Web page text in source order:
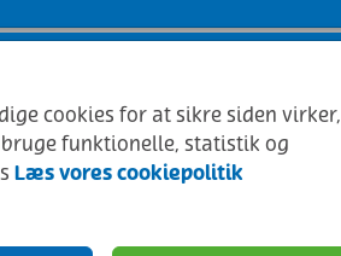
cookies for at sikre siden virker,
funktionelle, statistik og
Læs vores cookiepolitik
min ordrebekræftelse?
hvem kan jeg kontakte?